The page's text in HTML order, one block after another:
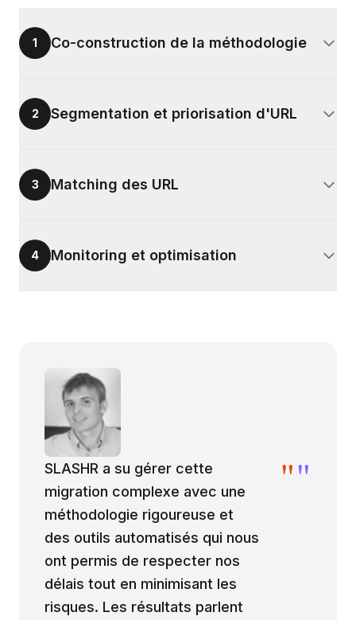
1 Co-construction de la méthodologie
2 Segmentation et priorisation d'URL
3 Matching des URL
4 Monitoring et optimisation
SLASHR a su gérer cette
migration complexe avec une
méthodologie rigoureuse et
des outils automatisés qui nous
ont permis de respecter nos
délais tout en minimisant les
risques. Les résultats parlent
""